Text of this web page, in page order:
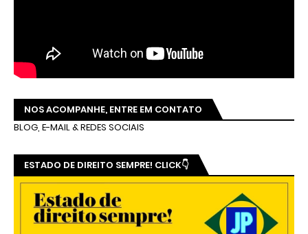
NOS ACOMPANHE, ENTRE EM CONTATO
BLOG, E-MAIL & REDES SOCIAIS
ESTADO DE DIREITO SEMPRE! CLICK👇